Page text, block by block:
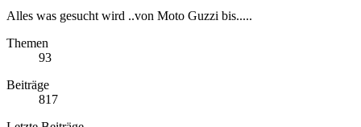
Alles was gesucht wird ..von Moto Guzzi bis.....
Themen
93
Beiträge
817